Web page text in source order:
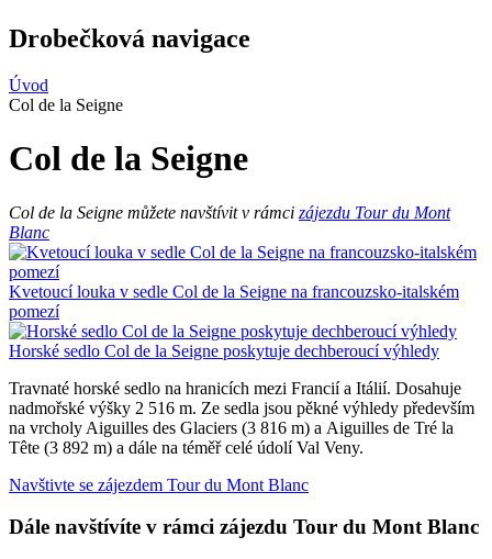
Drobečková navigace
Úvod
Col de la Seigne
Col de la Seigne
Col de la Seigne můžete navštívit v rámci zájezdu Tour du Mont
Blanc
Kvetoucí louka v sedle Col de la Seigne na francouzsko-italském
pomezí
Horské sedlo Col de la Seigne poskytuje dechberoucí výhledy
Travnaté horské sedlo na hranicích mezi Francií a Itálií. Dosahuje
nadmořské výšky 2 516 m. Ze sedla jsou pěkné výhledy především
na vrcholy Aiguilles des Glaciers (3 816 m) a Aiguilles de Tré la
Tête (3 892 m) a dále na téměř celé údolí Val Veny.
Navštivte se zájezdem Tour du Mont Blanc
Dále navštívíte v rámci zájezdu Tour du Mont Blanc